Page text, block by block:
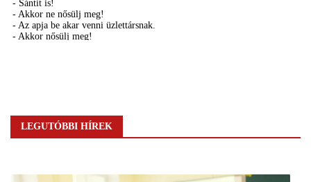
LEGUTÓBBI HÍREK